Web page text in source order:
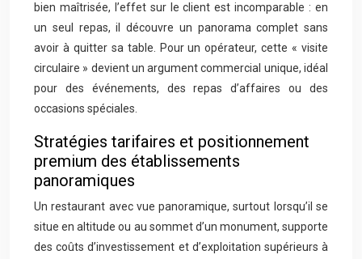
bien maîtrisée, l’effet sur le client est incomparable : en
un seul repas, il découvre un panorama complet sans
avoir à quitter sa table. Pour un opérateur, cette « visite
circulaire » devient un argument commercial unique, idéal
pour des événements, des repas d’affaires ou des
occasions spéciales.
Stratégies tarifaires et positionnement
premium des établissements
panoramiques
Un restaurant avec vue panoramique, surtout lorsqu’il se
situe en altitude ou au sommet d’un monument, supporte
des coûts d’investissement et d’exploitation supérieurs à